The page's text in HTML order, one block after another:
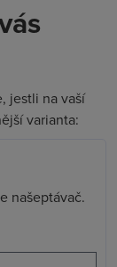
jestli na vaší
varianta:
našeptávač.